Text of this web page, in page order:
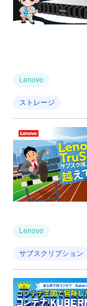
Lenovo
ストレージ
Lenovo
サブスクリプション